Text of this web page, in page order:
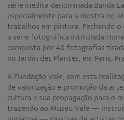
Publicações
Editais
série inédita denominada Banda
especialmente para a mostra no
trabalhos em pintura. Fechando
a série fotográfica intitulada
composta por 40 fotografias
no Jardin des Plantes, em Paris,
A Fundação Vale, com esta
de valorização e promoção da
cultura e sua propagação para o
trazendo ao Museu Vale —